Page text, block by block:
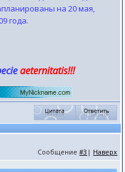
на 20 мая,
года.
aeternitatis!!!
Сообщение#3 | Наверх